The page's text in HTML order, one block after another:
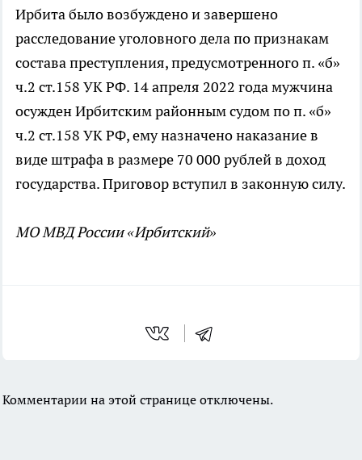
Ирбита было возбуждено и завершено
расследование уголовного дела по признакам
состава преступления, предусмотренного п. «б»
ч.2 ст.158 УК РФ. 14 апреля 2022 года мужчина
осужден Ирбитским районным судом по п. «б»
ч.2 ст.158 УК РФ, ему назначено наказание в
виде штрафа в размере 70 000 рублей в доход
государства. Приговор вступил в законную силу.
МО МВД России «Ирбитский»
Комментарии на этой странице отключены.